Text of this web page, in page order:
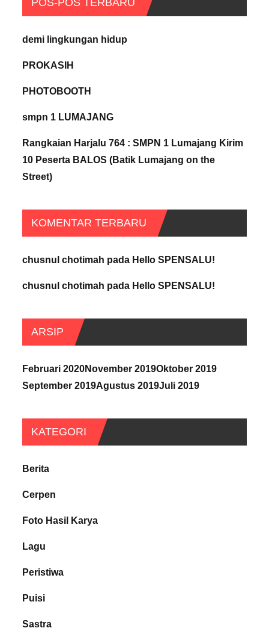
demi lingkungan hidup
PROKASIH
PHOTOBOOTH
smpn 1 LUMAJANG
Rangkaian Harjalu 764 : SMPN 1 Lumajang Kirim
10 Peserta BALOS (Batik Lumajang on the
Street)
KOMENTAR TERBARU
chusnul chotimah pada Hello SPENSALU!
chusnul chotimah pada Hello SPENSALU!
ARSIP
Februari 2020November 2019Oktober 2019
September 2019Agustus 2019Juli 2019
KATEGORI
Berita
Cerpen
Foto Hasil Karya
Lagu
Peristiwa
Puisi
Sastra